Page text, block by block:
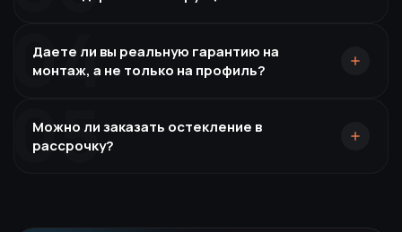
04
Даете ли вы реальную гарантию на
монтаж, а не только на профиль?
05
Можно ли заказать остекление в
рассрочку?